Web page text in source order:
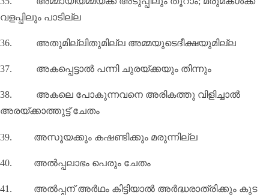
വളപ്പിലും പാടില്ല
36. അതുമില്ലിതുമില്ല അമ്മയുടെദീക്ഷയുമില്ല
37. അകപ്പെട്ടാൽ പന്നി ചുരയ്ക്കയും തിന്നും
38. അകലെ പോകുന്നവനെ അരികത്തു വിളിച്ചാൽ
അരയ്ക്കാത്തുട്ട് ചേതം
39. അസൂയക്കും കഷണ്ടിക്കും മരുന്നില്ല
40. അൽപ്പലാഭം പെരും ചേതം
41. അൽപ്പന് അര്‍ഥം കിട്ടിയാൽ അര്‍ദ്ധരാത്രിക്കും കുട